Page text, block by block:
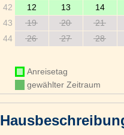
42
12 13 14
43
19 20 21
44
26 27 28
Anreisetag
gewählter Zeitraum